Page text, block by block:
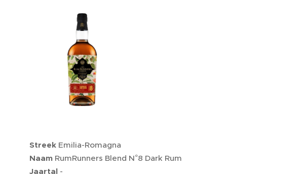
Streek Emilia-Romagna
Naam RumRunners Blend N°8 Dark Rum
Jaartal -